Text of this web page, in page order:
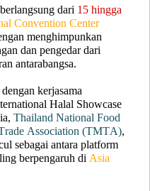
dari 15 hingga
Convention Center
menghimpunkan
dan pengedar dari
antarabangsa.
dengan kerjasama
Halal Showcase
Thailand National Food
Association (TMTA),
sebagai antara platform
berpengaruh di Asia